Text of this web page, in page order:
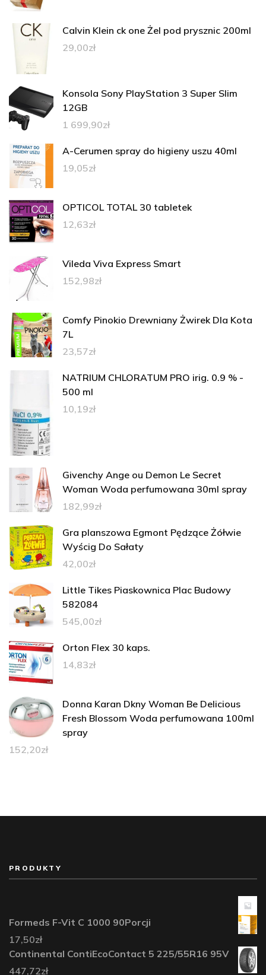
Calvin Klein ck one Żel pod prysznic 200ml
29,00zł
Konsola Sony PlayStation 3 Super Slim
12GB
1 699,90zł
A-Cerumen spray do higieny uszu 40ml
19,05zł
OPTICOL TOTAL 30 tabletek
12,63zł
Vileda Viva Express Smart
152,98zł
Comfy Pinokio Drewniany Żwirek Dla Kota
7L
23,57zł
NATRIUM CHLORATUM PRO irig. 0.9 % -
500 ml
10,19zł
Givenchy Ange ou Demon Le Secret
Woman Woda perfumowana 30ml spray
182,99zł
Gra planszowa Egmont Pędzące Żółwie
Wyścig Do Sałaty
42,00zł
Little Tikes Piaskownica Plac Budowy
582084
545,00zł
Orton Flex 30 kaps.
14,83zł
Donna Karan Dkny Woman Be Delicious
Fresh Blossom Woda perfumowana 100ml
spray
152,20zł
PRODUKTY
Formeds F-Vit C 1000 90Porcji
17,50zł
Continental ContiEcoContact 5 225/55R16 95V
447,72zł